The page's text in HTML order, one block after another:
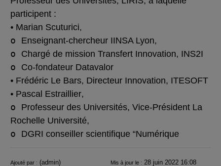
participent :
• Marian Scuturici,
o
Enseignant-chercheur IINSA Lyon,
o
Chargé de mission Transfert Innovation, INS2I
o
Co-fondateur Datavalor
• Frédéric Le Bars, Directeur Innovation, ITESOFT
• Pascal Estraillier,
o
Professeur des Universités, Vice-Président La
Rochelle Université,
o
DGRI conseiller scientifique “Numérique
Ajouté par : (admin) Mis à jour le : 28 juin 2022 16:08